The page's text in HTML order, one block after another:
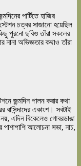
পার্টিতে হাজির
চত্বর সাজানো হয়েছিল
পুরনো ছবিও তাঁরা সকলের
নানা অভিজ্ঞতার কথাও তাঁরা
জন্মদিন পালন করার কথা
বাসিন্দাদের একাংশ। সবটাই
এদিন বিকেলেও গোবরডাঙা
পাশাপাশি আলোচনা সভা, নাচ,